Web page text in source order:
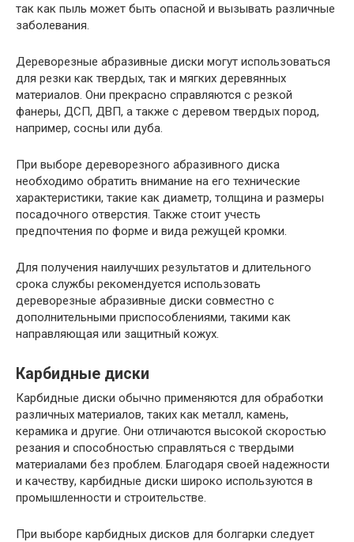
так как пыль может быть опасной и вызывать различные
заболевания.
Дереворезные абразивные диски могут использоваться
для резки как твердых, так и мягких деревянных
материалов. Они прекрасно справляются с резкой
фанеры, ДСП, ДВП, а также с деревом твердых пород,
например, сосны или дуба.
При выборе дереворезного абразивного диска
необходимо обратить внимание на его технические
характеристики, такие как диаметр, толщина и размеры
посадочного отверстия. Также стоит учесть
предпочтения по форме и вида режущей кромки.
Для получения наилучших результатов и длительного
срока службы рекомендуется использовать
дереворезные абразивные диски совместно с
дополнительными приспособлениями, такими как
направляющая или защитный кожух.
Карбидные диски
Карбидные диски обычно применяются для обработки
различных материалов, таких как металл, камень,
керамика и другие. Они отличаются высокой скоростью
резания и способностью справляться с твердыми
материалами без проблем. Благодаря своей надежности
и качеству, карбидные диски широко используются в
промышленности и строительстве.
При выборе карбидных дисков для болгарки следует